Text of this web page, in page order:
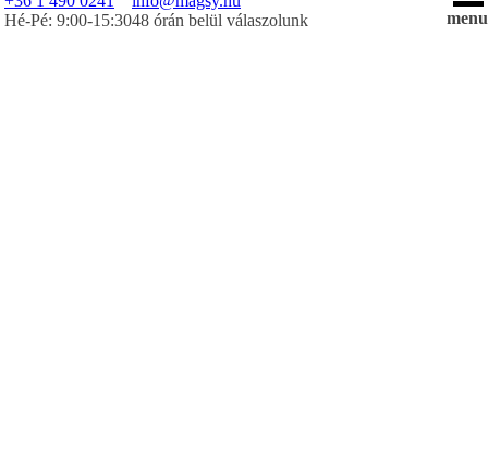
Hé-Pé: 9:00-15:3048 órán belül válaszolunk
menu